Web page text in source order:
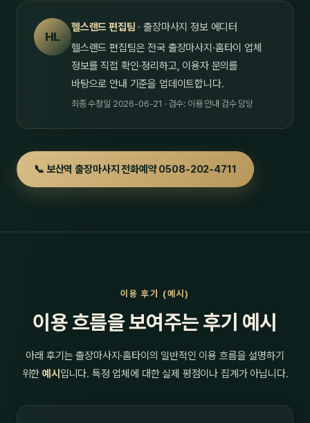
HL
헬스랜드 편집팀 · 출장마사지 정보 에디터
헬스랜드 편집팀은 전국 출장마사지·홈타이 업체
정보를 직접 확인·정리하고, 이용자 문의를
바탕으로 안내 기준을 업데이트합니다.
최종 수정일 2026-06-21 · 검수: 이용 안내 검수 담당
📞 보산역 출장마사지 전화예약 0508-202-4711
이용 후기 (예시)
이용 흐름을 보여주는 후기 예시
아래 후기는 출장마사지·홈타이의 일반적인 이용 흐름을 설명하기
위한예시 입니다. 특정 업체에 대한 실제 평점이나 집계가 아닙니다.